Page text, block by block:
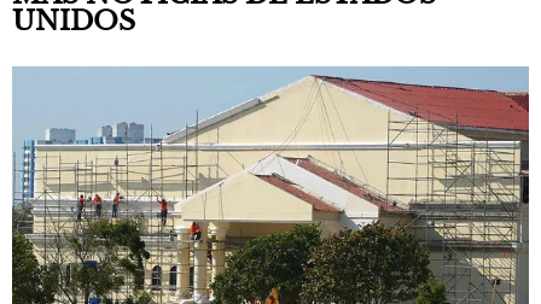
UNIDOS